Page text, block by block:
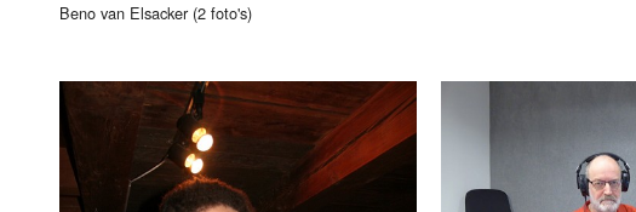
Beno van Elsacker (2 foto's)